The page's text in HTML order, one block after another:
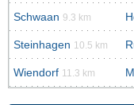
Schwaan 9.3 km
Steinhagen 10.5 km
Wiendorf 11.3 km